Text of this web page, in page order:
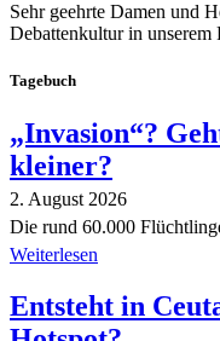
Sehr geehrte Damen und
Debattenkultur in
Tagebuch
„Invasion“?
kleiner?
2. August 2026
Die rund 60.000
Weiterlesen
Entsteht in